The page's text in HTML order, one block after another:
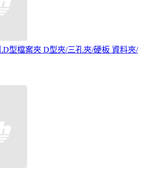
D型檔案夾 D型夾/三孔夾/硬板 資料夾/